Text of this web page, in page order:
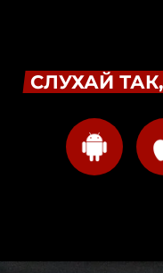
СЛУХАЙ